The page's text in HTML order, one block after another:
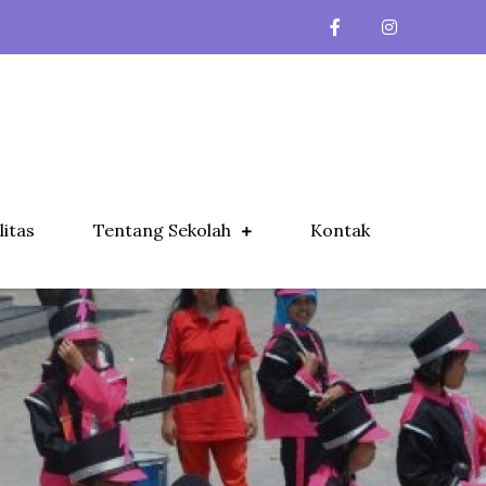
Tentang Sekolah Kontak